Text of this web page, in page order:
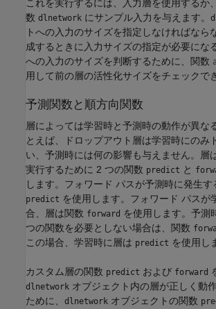
これを実行するには、入力層を使用するか
数 dlnetwork にサンプル入力を与えます。
トへの入力のサイズを指定しなければなら
成するときに入力サイズの指定が必要にな
への入力のサイズを判断するために、関数
用して前の層の活性化サイズをチェックで
予測関数と順方向関数
層によっては学習時と予測時の動作が異な
とえば、ドロップアウト層は学習時にのみ
い、予測時には何の影響も与えません。層
実行するために 2 つの関数 predict と
します。フォワード パスが予測時に発生
predict を使用します。フォワード パスが
合、層は関数 forward を使用します。予測
つの関数を必要としない場合は、関数
この場合、学習時に層は predict を使用し
カスタム層の関数 predict および forward
dlnetwork オブジェクト内の層が正しく動
ために、 dlnetwork オブジェクトの関数